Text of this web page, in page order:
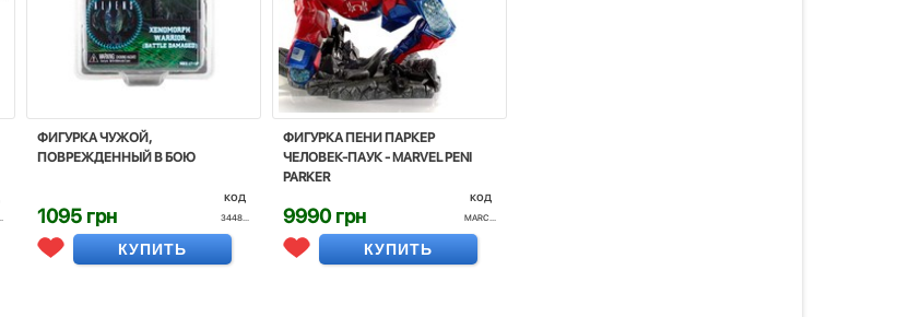
ФИГУРКА ЧУЖОЙ,
ПОВРЕЖДЕННЫЙ В БОЮ
1095 грн
код
3448...
КУПИТЬ
ФИГУРКА ПЕНИ ПАРКЕР
ЧЕЛОВЕК-ПАУК - MARVEL PENI
PARKER
9990 грн
код
MARC...
КУПИТЬ